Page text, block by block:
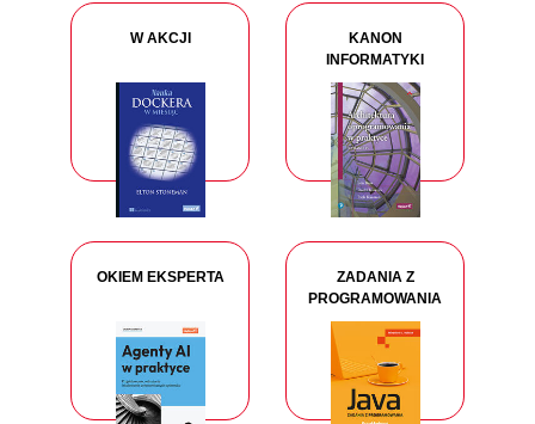
W AKCJI
KANON
INFORMATYKI
OKIEM EKSPERTA
ZADANIA Z
PROGRAMOWANIA